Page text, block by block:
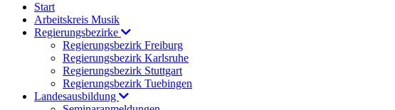
Start
Arbeitskreis Musik
Regierungsbezirke
Regierungsbezirk Freiburg
Regierungsbezirk Karlsruhe
Regierungsbezirk Stuttgart
Regierungsbezirk Tuebingen
Landesausbildung